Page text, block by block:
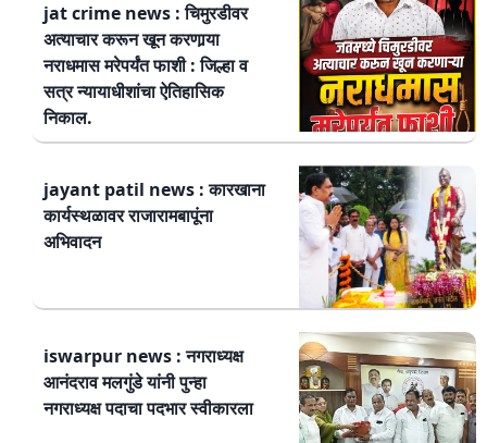
jat crime news : चिमुरडीवर
अत्याचार करून खून करणार्‍या
नराधमास मरेपर्यंत फाशी : जिल्हा व
सत्र न्यायाधीशांचा ऐतिहासिक
निकाल.
jayant patil news : कारखाना
कार्यस्थळावर राजारामबापूंना
अभिवादन
iswarpur news : नगराध्यक्ष
आनंदराव मलगुंडे यांनी पुन्हा
नगराध्यक्ष पदाचा पदभार स्वीकारला